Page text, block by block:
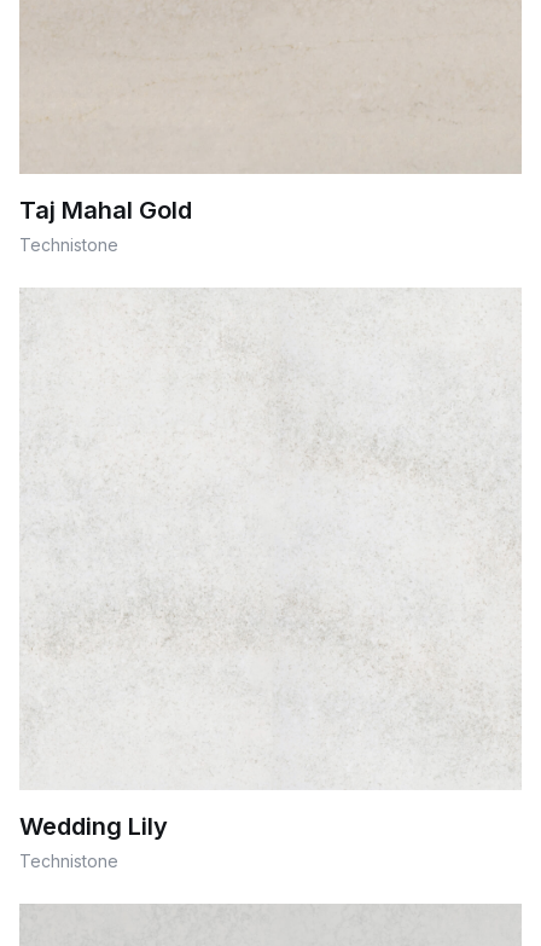
Taj Mahal Gold
Technistone
Wedding Lily
Technistone